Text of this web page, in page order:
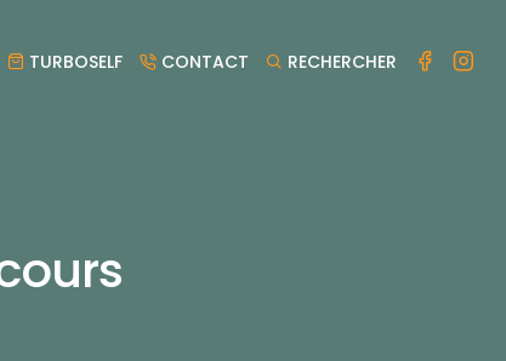
TURBOSELF CONTACT RECHERCHER